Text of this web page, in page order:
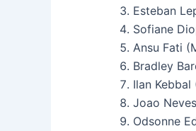
Esteban
Sofiane
Ansu Fati
Bradley
Ilan
Joao
Odsonne